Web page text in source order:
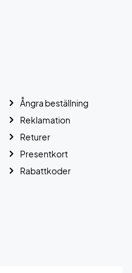
Ångra beställning
Reklamation
Returer
Presentkort
Rabattkoder